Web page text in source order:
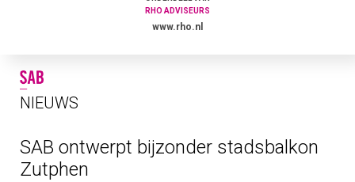
RHO ADVISEURS
www.rho.nl
NIEUWS
SAB ontwerpt bijzonder stadsbalkon
Zutphen